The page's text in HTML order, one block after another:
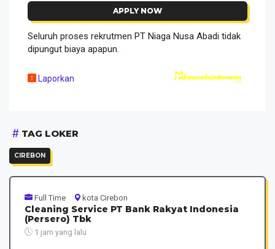
APPLY NOW
Seluruh proses rekrutmen PT Niaga Nusa Abadi tidak
dipungut biaya apapun.
Laporkan
TAG LOKER
CIREBON
Full Time kota Cirebon
Cleaning Service PT Bank Rakyat Indonesia
(Persero) Tbk
1 jam yang lalu